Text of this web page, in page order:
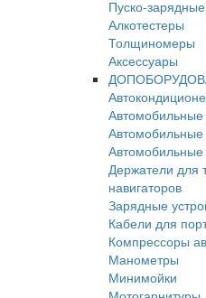
Пуско-
Алкотестеры
Толщиномеры
Аксессуары
Автомобильные
Держатели для
навигаторов
Зарядные
Кабели для
Компрессоры
Манометры
Минимойки